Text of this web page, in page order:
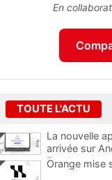
En
TOUTE L'ACTU
La nouvelle
arrivée sur
Freebox,
Orange mise